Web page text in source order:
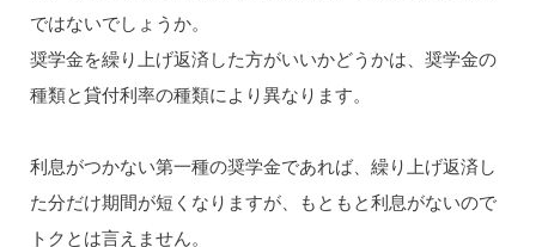
ではないでしょうか。
奨学金を繰り上げ返済した方がいいかどうかは、奨学金の
種類と貸付利率の種類により異なります。
利息がつかない第一種の奨学金であれば、繰り上げ返済し
た分だけ期間が短くなりますが、もともと利息がないので
トクとは言えません。